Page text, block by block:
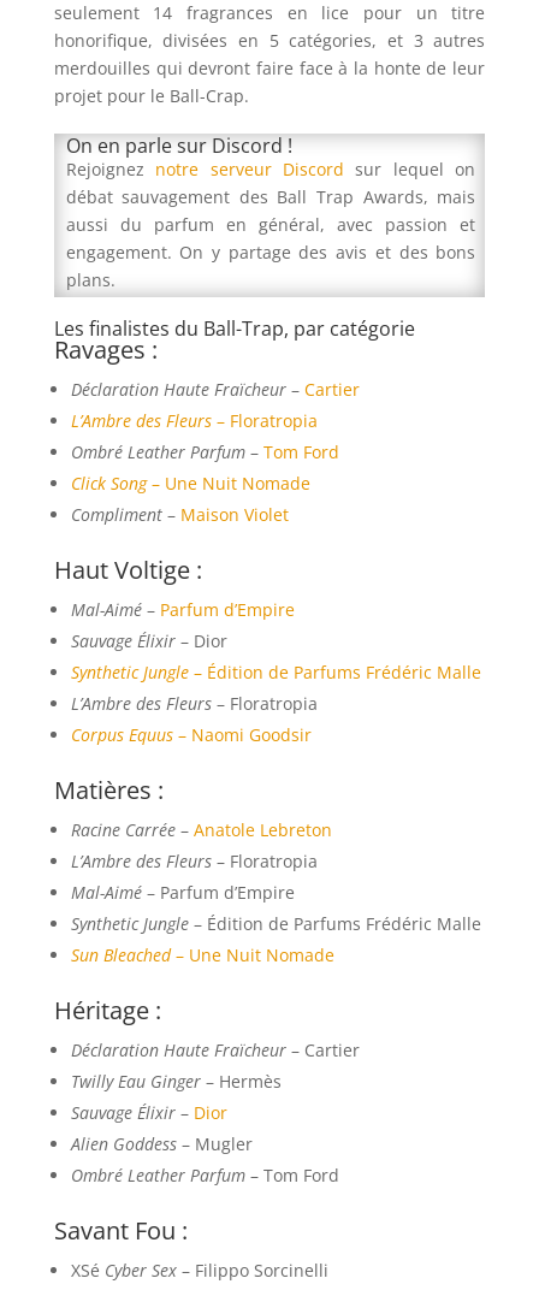
seulement 14 fragrances en lice pour un titre
honorifique, divisées en 5 catégories, et 3 autres
merdouilles qui devront faire face à la honte de leur
projet pour le Ball-Crap.
On en parle sur Discord !
Rejoignez notre serveur Discord sur lequel on
débat sauvagement des Ball Trap Awards, mais
aussi du parfum en général, avec passion et
engagement. On y partage des avis et des bons
plans.
Les finalistes du Ball-Trap, par catégorie
Ravages :
Déclaration Haute Fraïcheur– Cartier
L’Ambre des Fleurs– Floratropia
Ombré Leather Parfum– Tom Ford
Click Song– Une Nuit Nomade
Compliment– Maison Violet
Haut Voltige :
Mal-Aimé– Parfum d’Empire
Sauvage Élixir– Dior
Synthetic Jungle– Édition de Parfums Frédéric Malle
L’Ambre des Fleurs– Floratropia
Corpus Equus– Naomi Goodsir
Matières :
Racine Carrée– Anatole Lebreton
L’Ambre des Fleurs– Floratropia
Mal-Aimé– Parfum d’Empire
Synthetic Jungle– Édition de Parfums Frédéric Malle
Sun Bleached– Une Nuit Nomade
Héritage :
Déclaration Haute Fraïcheur– Cartier
Twilly Eau Ginger– Hermès
Sauvage Élixir– Dior
Alien Goddess– Mugler
Ombré Leather Parfum– Tom Ford
Savant Fou :
XSé Cyber Sex– Filippo Sorcinelli